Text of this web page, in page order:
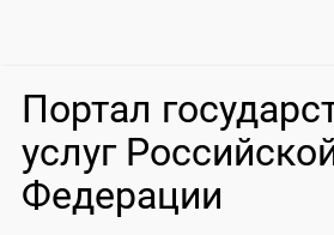
Портал
услуг
Федерации